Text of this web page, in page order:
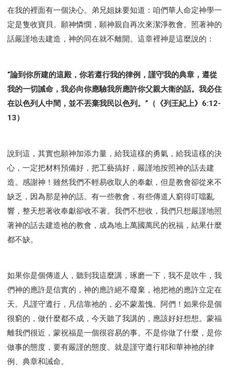
在我的裡面有一個決心。弟兄姐妹要知道：咱們華人命定神學一
定是隻收寶貝。願神憐憫，願神親自再次來潔淨教會。照著神的
話嚴謹地去建造，神的同在就不離開。這章裡神是這麼說的：
“論到你所建的這殿，你若遵行我的律例，謹守我的典章，遵從
我的一切誡命，我必向你應驗我所應許你父親大衛的話。我必住
在以色列人中間，並不丟棄我民以色列。”（《列王紀上》6:12-
13）
說到這，其實也願神加添力量，給我這樣的勇氣，給我這樣的決
心，一定把材料預備好，把工藝搞好，嚴謹地按照神的話去建
造。感謝神！雖然我們不輕易收取人的奉獻，但是教會卻從來不
缺乏，因為那是神的話。有一些教會，有些傳道人窮得叮噹亂
響，整天想著收奉獻卻收不著。我們不想收，我們只想嚴謹地照
著神的話去建造祂的教會，成為地上萬國萬民的祝福，結果什麼
都不缺。
如果你是個傳道人，聽到我這麼講，琢磨一下，我不是吹牛，我
們神的應許是信實的，神的應許絕不廢棄，祂把祂的應許立定在
天。凡謹守遵行，凡信靠祂的，必不蒙羞愧。阿們！如果你是個
很窮的，做什麼都不成，今天聽了我講的，應該好好想想。蒙福
離我們很近，蒙祝福是一個很容易的事。不是你做了什麼，是你
做事的態度，要有嚴謹的態度。就是謹守遵行耶和華神祂的律
例、典章和誡命。